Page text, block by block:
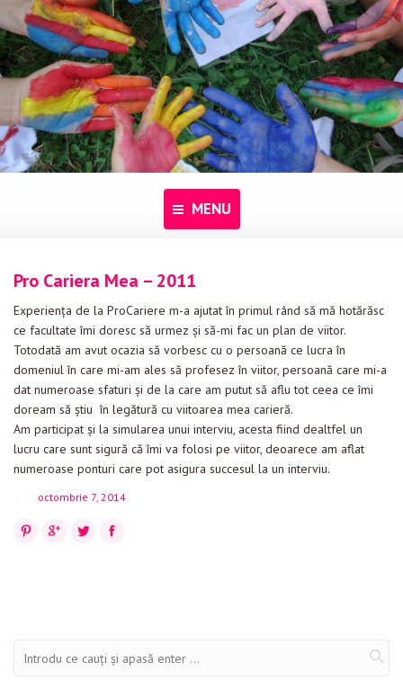
MENU
Despre noi
Programe
Evenimente
Materiale educaționale
Blog
Anunțuri
Pro Cariera Mea – 2011
Experienţa de la ProCariere m-a ajutat în primul rând să mă hotărăsc
ce facultate îmi doresc să urmez şi să-mi fac un plan de viitor.
Totodată am avut ocazia să vorbesc cu o persoană ce lucra în
domeniul în care mi-am ales să profesez în viitor, persoană care mi-a
dat numeroase sfaturi şi de la care am putut să aflu tot ceea ce îmi
doream să ştiu în legătură cu viitoarea mea carieră.
Am participat şi la simularea unui interviu, acesta fiind dealtfel un
lucru care sunt sigură că îmi va folosi pe viitor, deoarece am aflat
numeroase ponturi care pot asigura succesul la un interviu.
octombrie 7, 2014
Facebook
Twitter
Google+
Pinterest